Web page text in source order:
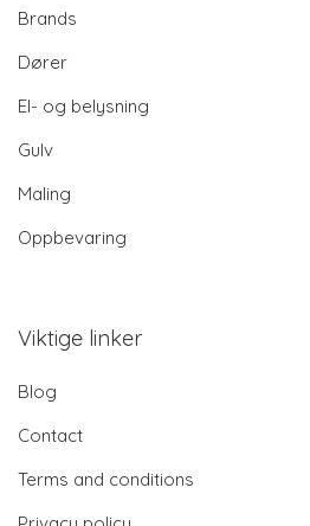
Brands
Dører
El- og belysning
Gulv
Maling
Oppbevaring
Viktige linker
Blog
Contact
Terms and conditions